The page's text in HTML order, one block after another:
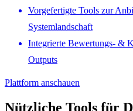
Vorgefertigte Tools zur
Systemlandschaft
Integrierte Bewertungs- &
Outputs
Plattform anschauen
Nützliche Tools für